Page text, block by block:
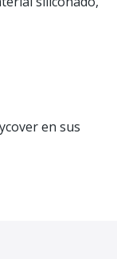
en sus